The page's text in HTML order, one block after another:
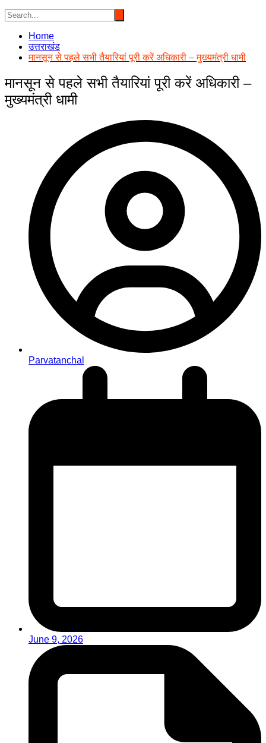
Home
उत्तराखंड
मानसून से पहले सभी तैयारियां पूरी करें अधिकारी – मुख्यमंत्री धामी
मानसून से पहले सभी तैयारियां पूरी करें अधिकारी –
मुख्यमंत्री धामी
Parvatanchal
June 9, 2026